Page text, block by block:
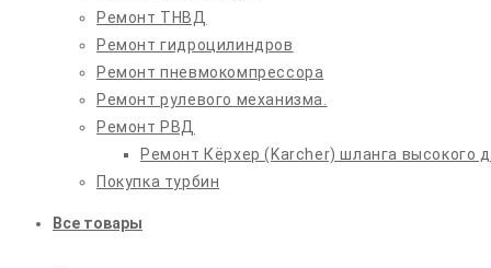
Ремонт ТНВД
Ремонт гидроцилиндров
Ремонт пневмокомпрессора
Ремонт рулевого механизма.
Ремонт РВД
Ремонт Кёрхер (Karcher) шланга высокого
Покупка турбин
Все товары